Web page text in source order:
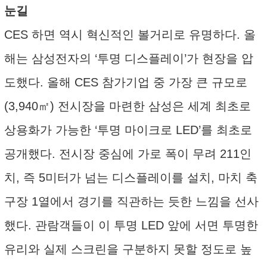
눈길
CES 하면 역시 혁신적인 볼거리로 유명하다. 올
해는 삼성전자의 ‘투명 디스플레이’가 현장을 압
도했다. 올해 CES 참가기업 중 가장 큰 규모로
(3,940㎡) 전시장을 마련한 삼성은 세계 최초로
상용화가 가능한 ‘투명 마이크로 LED’를 최초로
공개했다. 전시장 중심에 가로 폭이 무려 211인
치, 즉 5미터가 넘는 디스플레이를 설치, 마치 축
구장 1열에서 경기를 직관하는 듯한 느낌을 선사
했다. 관람객들이 이 투명 LED 앞에 서면 투명한
유리와 실제 스크린을 구분하지 못할 정도로 높